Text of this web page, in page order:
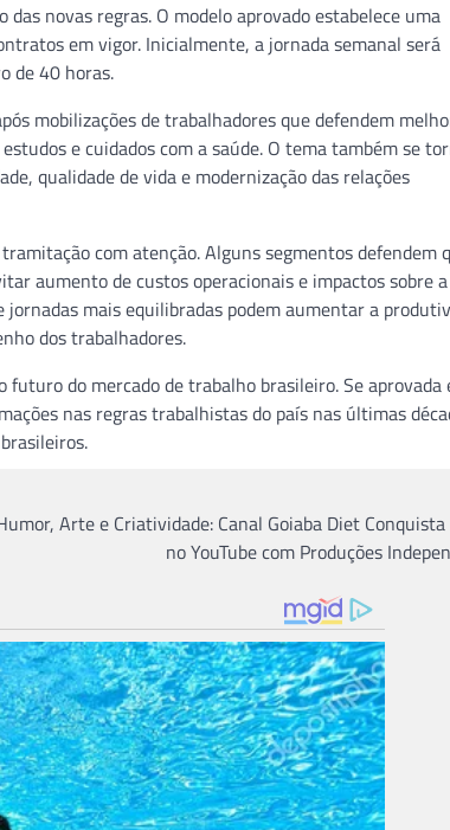
novas regras. O modelo aprovado estabelece uma
em vigor. Inicialmente, a jornada semanal será
de 40 horas.
mobilizações de trabalhadores que defendem
e cuidados com a saúde. O tema também se
qualidade de vida e modernização das relações
com atenção. Alguns segmentos defendem
aumento de custos operacionais e impactos sobre a
mais equilibradas podem aumentar a
dos trabalhadores.
do mercado de trabalho brasileiro. Se aprovada
nas regras trabalhistas do país nas últimas
Arte e Criatividade: Canal Goiaba Diet Conquista
no YouTube com Produções